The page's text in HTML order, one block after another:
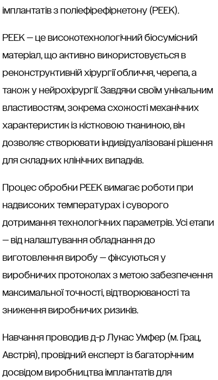
імплантатів з поліефірефіркетону (PEEK).
PEEK — це високотехнологічний біосумісний
матеріал, що активно використовується в
реконструктивній хірургії обличчя, черепа, а
також у нейрохірургії. Завдяки своїм унікальним
властивостям, зокрема схожості механічних
характеристик із кістковою тканиною, він
дозволяє створювати індивідуалізовані рішення
для складних клінічних випадків.
Процес обробки PEEK вимагає роботи при
надвисоких температурах і суворого
дотримання технологічних параметрів. Усі етапи
— від налаштування обладнання до
виготовлення виробу — фіксуються у
виробничих протоколах з метою забезпечення
максимальної точності, відтворюваності та
зниження виробничих ризиків.
Навчання проводив д-р Лукас Умфер (м. Грац,
Австрія), провідний експерт із багаторічним
досвідом виробництва імплантатів для